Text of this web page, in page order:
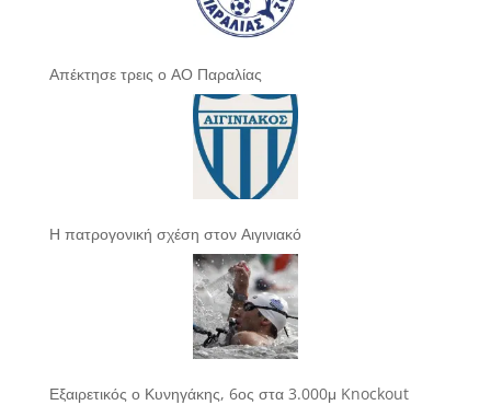
Απέκτησε τρεις ο ΑΟ Παραλίας
Η πατρογονική σχέση στον Αιγινιακό
Εξαιρετικός ο Κυνηγάκης, 6ος στα 3.000μ Knockout